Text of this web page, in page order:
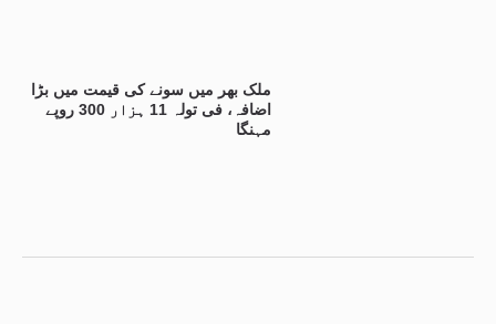
ملک بھر میں سونے کی قیمت میں بڑا
اضافہ، فی تولہ 11 ہزار 300 روپے
مہنگا